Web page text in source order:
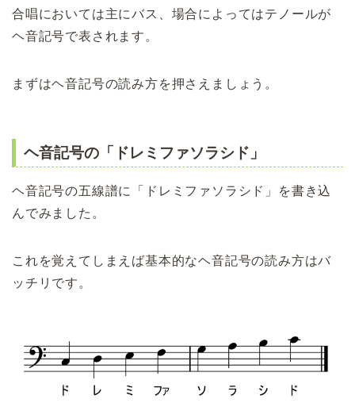
合唱においては主にバス、場合によってはテノールが
ヘ音記号で表されます。
まずはヘ音記号の読み方を押さえましょう。
ヘ音記号の「ドレミファソラシド」
ヘ音記号の五線譜に「ドレミファソラシド」を書き込
んでみました。
これを覚えてしまえば基本的なヘ音記号の読み方はバ
ッチリです。